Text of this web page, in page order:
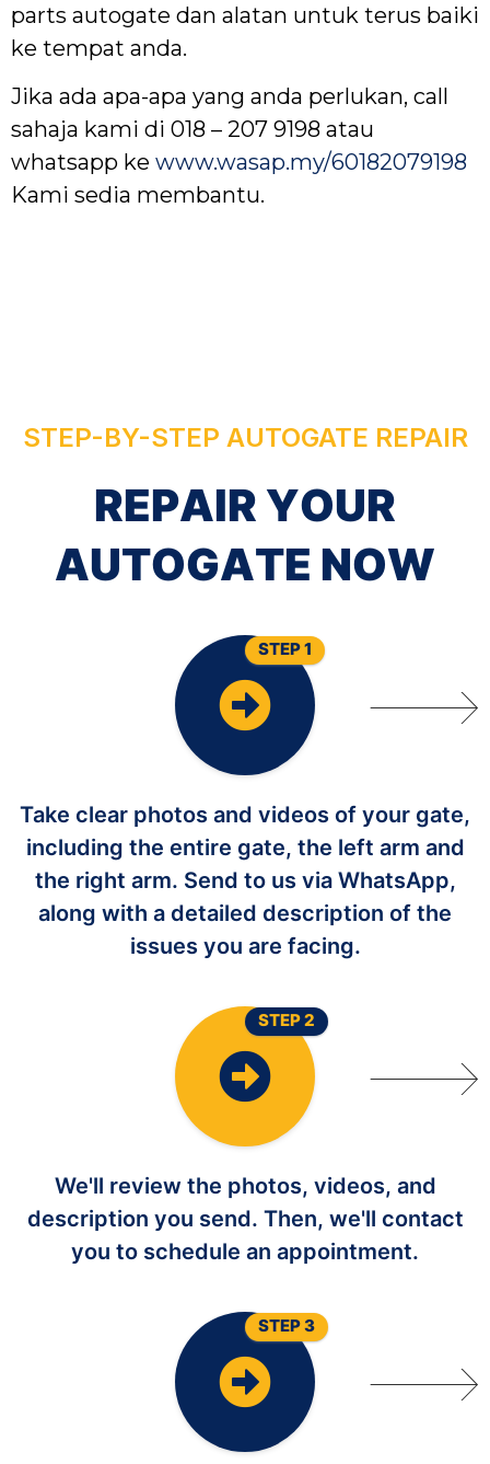
parts autogate dan alatan untuk terus baiki
ke tempat anda.
Jika ada apa-apa yang anda perlukan, call
sahaja kami di 018 – 207 9198 atau
whatsapp ke www.wasap.my/60182079198
Kami sedia membantu.
STEP-BY-STEP AUTOGATE REPAIR
REPAIR YOUR
AUTOGATE NOW
Take clear photos and videos of your gate,
including the entire gate, the left arm and
the right arm. Send to us via WhatsApp,
along with a detailed description of the
issues you are facing.
STEP 1
We'll review the photos, videos, and
description you send. Then, we'll contact
you to schedule an appointment.
STEP 2
STEP 3